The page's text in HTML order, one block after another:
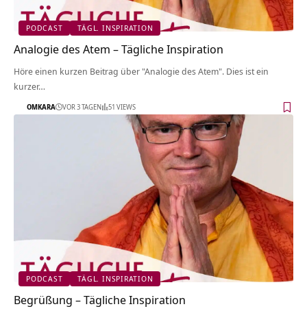
PODCAST TÄGL. INSPIRATION
Analogie des Atem – Tägliche Inspiration
Höre einen kurzen Beitrag über "Analogie des Atem". Dies ist ein
kurzer…
OMKARA VOR 3 TAGEN 51 VIEWS
PODCAST TÄGL. INSPIRATION
Begrüßung – Tägliche Inspiration